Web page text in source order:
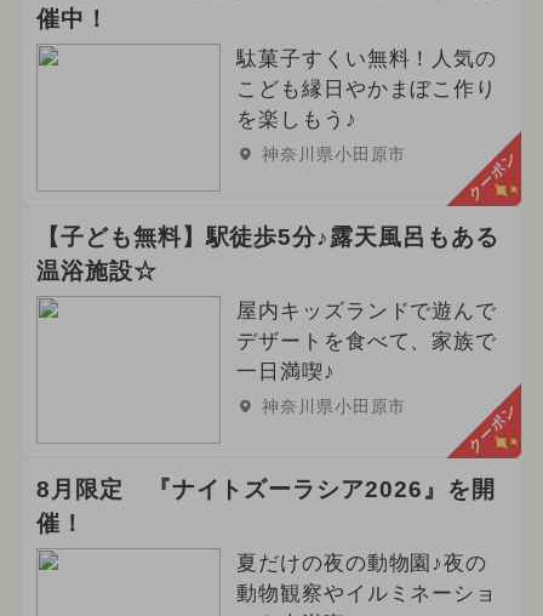
催中！
駄菓子すくい無料！人気の
こども縁日やかまぼこ作り
を楽しもう♪
神奈川県小田原市 クーポン
【子ども無料】駅徒歩5分♪露天風呂もある
温浴施設☆
屋内キッズランドで遊んで
デザートを食べて、家族で
一日満喫♪
神奈川県小田原市 クーポン
8月限定 『ナイトズーラシア2026』を開
催！
夏だけの夜の動物園♪夜の
動物観察やイルミネーショ